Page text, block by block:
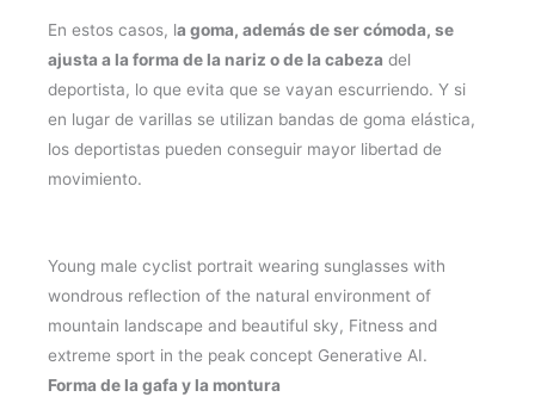
En estos casos, la goma, además de ser cómoda, se
ajusta a la forma de la nariz o de la cabeza del
deportista, lo que evita que se vayan escurriendo. Y si
en lugar de varillas se utilizan bandas de goma elástica,
los deportistas pueden conseguir mayor libertad de
movimiento.
Young male cyclist portrait wearing sunglasses with
wondrous reflection of the natural environment of
mountain landscape and beautiful sky, Fitness and
extreme sport in the peak concept Generative AI.
Forma de la gafa y la montura